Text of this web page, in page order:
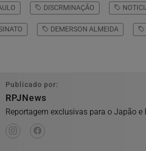
DISCRMINAÇÃO
DEMERSON ALMEIDA
Publicado por:
RPJNews
Reportagem exclusivas para o Japão e